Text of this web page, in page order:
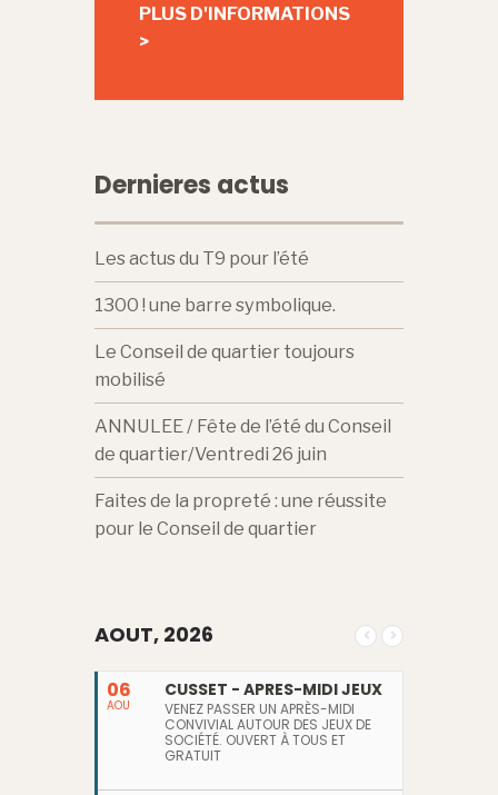
PLUS D'INFORMATIONS
>
Dernieres actus
Les actus du T9 pour l’été
1300 ! une barre symbolique.
Le Conseil de quartier toujours
mobilisé
ANNULEE / Fête de l’été du Conseil
de quartier/Ventredi 26 juin
Faites de la propreté : une réussite
pour le Conseil de quartier
AOUT, 2026
06
AOU
CUSSET - APRES-MIDI JEUX
VENEZ PASSER UN APRÈS-MIDI
CONVIVIAL AUTOUR DES JEUX DE
SOCIÉTÉ. OUVERT À TOUS ET
GRATUIT